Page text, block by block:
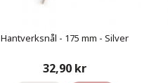
Hantverksnål - 175 mm - Silver
32,90 kr